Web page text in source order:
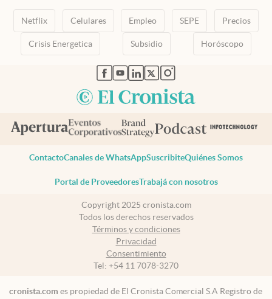
Netflix Celulares Empleo SEPE Precios
Crisis Energetica Subsidio Horóscopo
abre en nueva pestaña
abre en nueva pestaña
abre en nueva pestaña
abre en nueva pestaña
abre en nueva pestaña
ContactoCanales de WhatsAppSuscribiteQuiénes Somos
Portal de ProveedoresTrabajá con nosotros
Copyright 2025 cronista.com
Todos los derechos reservados
Términos y condiciones
Privacidad
Consentimiento
Tel: +54 11 7078-3270
cronista.com es propiedad de El Cronista Comercial S.A Registro de